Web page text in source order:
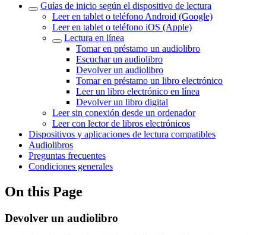
Guías de inicio según el dispositivo de lectura
Leer en tablet o teléfono Android (Google)
Leer en tablet o teléfono iOS (Apple)
Lectura en línea
Tomar en préstamo un audiolibro
Escuchar un audiolibro
Devolver un audiolibro
Tomar en préstamo un libro electrónico
Leer un libro electrónico en línea
Devolver un libro digital
Leer sin conexión desde un ordenador
Leer con lector de libros electrónicos
Dispositivos y aplicaciones de lectura compatibles
Audiolibros
Preguntas frecuentes
Condiciones generales
On this Page
Devolver un audiolibro